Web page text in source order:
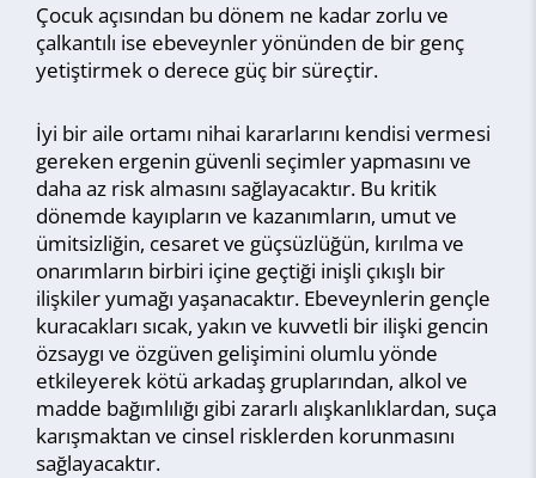
Çocuk açısından bu dönem ne kadar zorlu ve
çalkantılı ise ebeveynler yönünden de bir genç
yetiştirmek o derece güç bir süreçtir.
İyi bir aile ortamı nihai kararlarını kendisi vermesi
gereken ergenin güvenli seçimler yapmasını ve
daha az risk almasını sağlayacaktır. Bu kritik
dönemde kayıpların ve kazanımların, umut ve
ümitsizliğin, cesaret ve güçsüzlüğün, kırılma ve
onarımların birbiri içine geçtiği inişli çıkışlı bir
ilişkiler yumağı yaşanacaktır. Ebeveynlerin gençle
kuracakları sıcak, yakın ve kuvvetli bir ilişki gencin
özsaygı ve özgüven gelişimini olumlu yönde
etkileyerek kötü arkadaş gruplarından, alkol ve
madde bağımlılığı gibi zararlı alışkanlıklardan, suça
karışmaktan ve cinsel risklerden korunmasını
sağlayacaktır.